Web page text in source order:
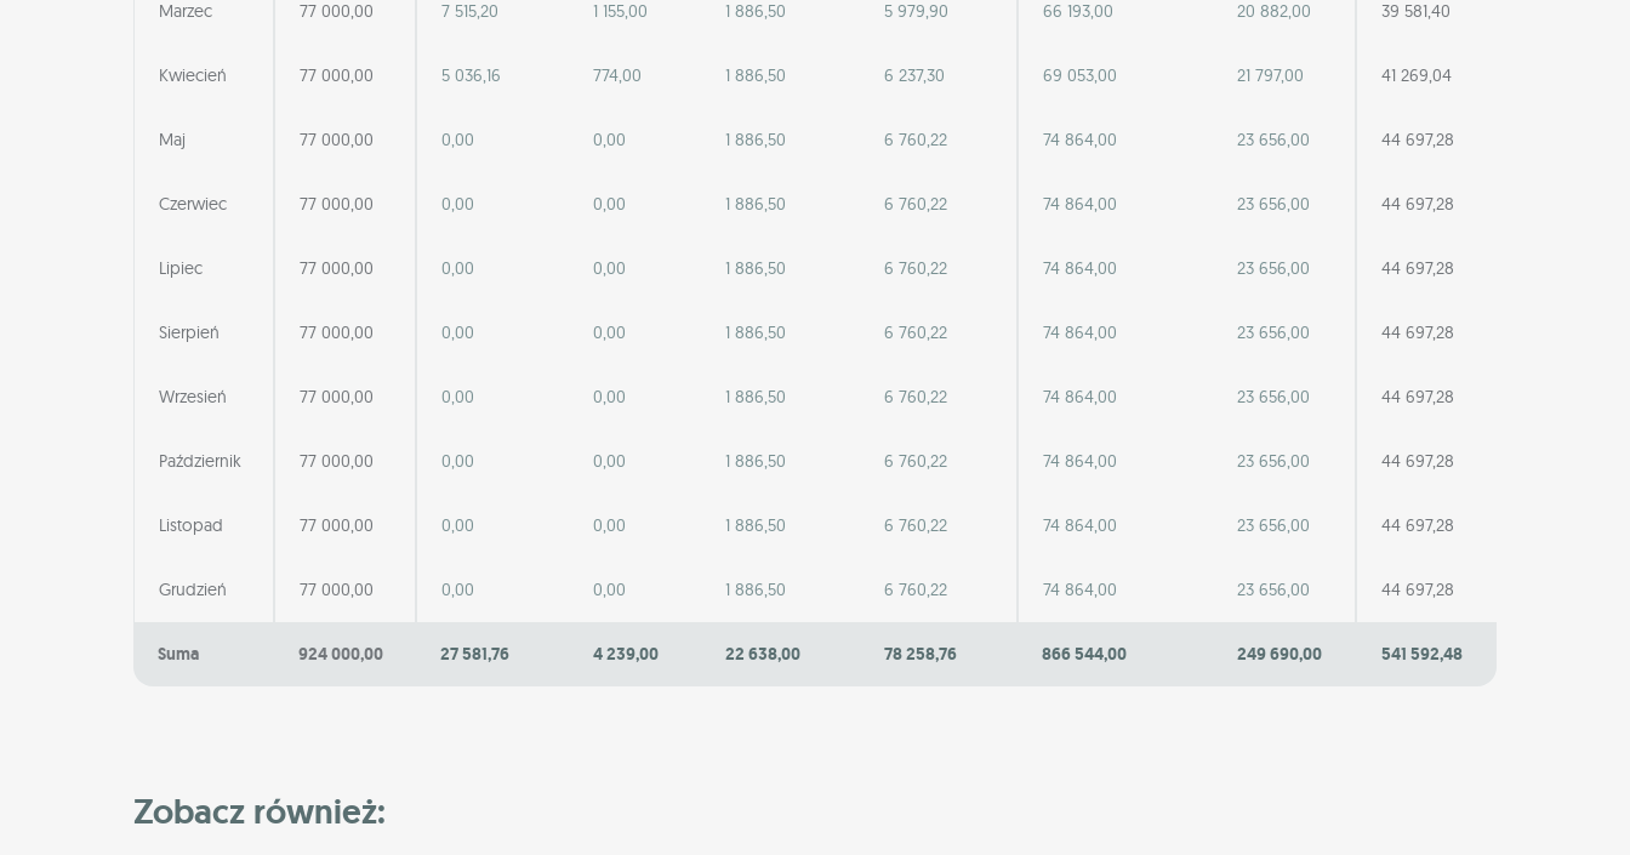
Marzec 77 000,00 7 515,20 1 155,00 1 886,50 5 979,90 66 193,00 20 882,00 39 581,40
Kwiecień 77 000,00 5 036,16 774,00 1 886,50 6 237,30 69 053,00 21 797,00 41 269,04
Maj 77 000,00 0,00 0,00 1 886,50 6 760,22 74 864,00 23 656,00 44 697,28
Czerwiec 77 000,00 0,00 0,00 1 886,50 6 760,22 74 864,00 23 656,00 44 697,28
Lipiec 77 000,00 0,00 0,00 1 886,50 6 760,22 74 864,00 23 656,00 44 697,28
Sierpień 77 000,00 0,00 0,00 1 886,50 6 760,22 74 864,00 23 656,00 44 697,28
Wrzesień 77 000,00 0,00 0,00 1 886,50 6 760,22 74 864,00 23 656,00 44 697,28
Październik 77 000,00 0,00 0,00 1 886,50 6 760,22 74 864,00 23 656,00 44 697,28
Listopad 77 000,00 0,00 0,00 1 886,50 6 760,22 74 864,00 23 656,00 44 697,28
Grudzień 77 000,00 0,00 0,00 1 886,50 6 760,22 74 864,00 23 656,00 44 697,28
Suma 924 000,00 27 581,76 4 239,00 22 638,00 78 258,76 866 544,00 249 690,00 541 592,48
Zobacz również: